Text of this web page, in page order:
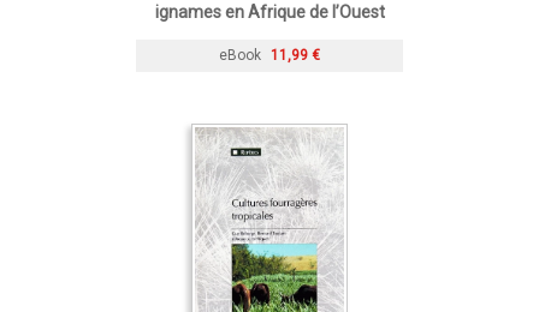
ignames en Afrique de l’Ouest
eBook 11,99 €